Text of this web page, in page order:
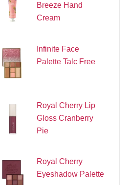
Breeze Hand
Cream
Infinite Face
Palette Talc Free
Royal Cherry Lip
Gloss Cranberry
Pie
Royal Cherry
Eyeshadow Palette